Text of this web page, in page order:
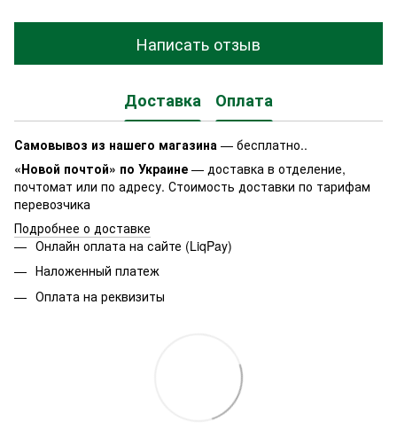
Написать отзыв
Доставка Оплата
Самовывоз из нашего магазина — бесплатно..
«Новой почтой» по Украине — доставка в отделение,
почтомат или по адресу. Стоимость доставки по тарифам
перевозчика
Подробнее о доставке
Онлайн оплата на сайте (LiqPay)
Наложенный платеж
Оплата на реквизиты